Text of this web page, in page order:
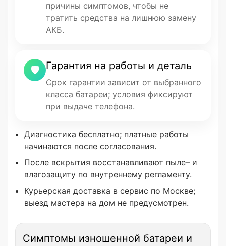
причины симптомов, чтобы не
тратить средства на лишнюю замену
АКБ.
🛡 Гарантия на работы и деталь
Срок гарантии зависит от выбранного
класса батареи; условия фиксируют
при выдаче телефона.
Диагностика бесплатно; платные работы
начинаются после согласования.
После вскрытия восстанавливают пыле– и
влагозащиту по внутреннему регламенту.
Курьерская доставка в сервис по Москве;
выезд мастера на дом не предусмотрен.
Симптомы изношенной батареи и